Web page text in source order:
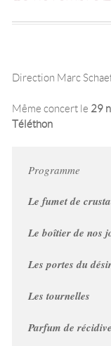
Direction Marc
Même concert le 29
Téléthon
Programme
Le fumet de
Le boîtier de nos
Les portes du
Les tournelles
Parfum de récidive